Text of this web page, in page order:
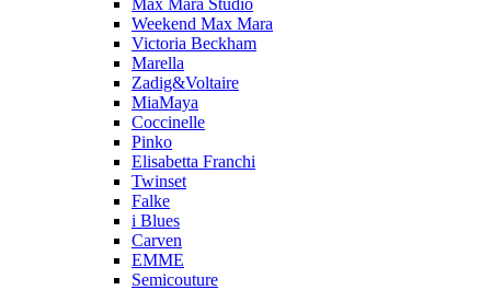
Max Mara Studio
Weekend Max Mara
Victoria Beckham
Marella
Zadig&Voltaire
MiaMaya
Coccinelle
Pinko
Elisabetta Franchi
Twinset
Falke
i Blues
Carven
EMME
Semicouture